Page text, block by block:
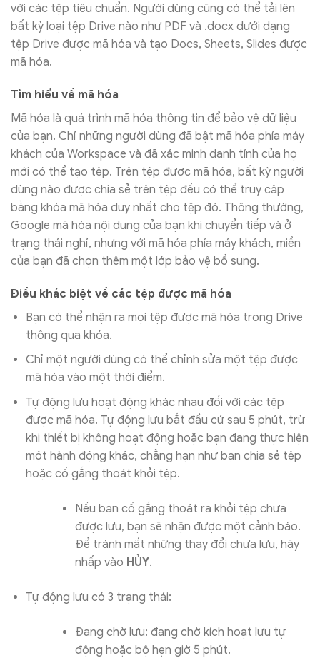
với các tệp tiêu chuẩn. Người dùng cũng có thể tải lên
bất kỳ loại tệp Drive nào như PDF và .docx dưới dạng
tệp Drive được mã hóa và tạo Docs, Sheets, Slides được
mã hóa.
Tìm hiểu về mã hóa
Mã hóa là quá trình mã hóa thông tin để bảo vệ dữ liệu
của bạn. Chỉ những người dùng đã bật mã hóa phía máy
khách của Workspace và đã xác minh danh tính của họ
mới có thể tạo tệp. Trên tệp được mã hóa, bất kỳ người
dùng nào được chia sẻ trên tệp đều có thể truy cập
bằng khóa mã hóa duy nhất cho tệp đó. Thông thường,
Google mã hóa nội dung của bạn khi chuyển tiếp và ở
trạng thái nghỉ, nhưng với mã hóa phía máy khách, miền
của bạn đã chọn thêm một lớp bảo vệ bổ sung.
Điều khác biệt về các tệp được mã hóa
Bạn có thể nhận ra mọi tệp được mã hóa trong Drive
thông qua khóa.
Chỉ một người dùng có thể chỉnh sửa một tệp được
mã hóa vào một thời điểm.
Tự động lưu hoạt động khác nhau đối với các tệp
được mã hóa. Tự động lưu bắt đầu cứ sau 5 phút, trừ
khi thiết bị không hoạt động hoặc bạn đang thực hiện
một hành động khác, chẳng hạn như bạn chia sẻ tệp
hoặc cố gắng thoát khỏi tệp.
Nếu bạn cố gắng thoát ra khỏi tệp chưa
được lưu, bạn sẽ nhận được một cảnh báo.
Để tránh mất những thay đổi chưa lưu, hãy
nhấp vào HỦY.
Tự động lưu có 3 trạng thái:
Đang chờ lưu: đang chờ kích hoạt lưu tự
động hoặc bộ hẹn giờ 5 phút.